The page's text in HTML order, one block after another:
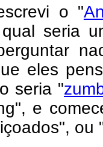
o "
qual seria
eles
seria "
e
ou